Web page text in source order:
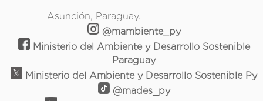
Asunción, Paraguay.
@mambiente_py
Ministerio del Ambiente y Desarrollo Sostenible
Paraguay
Ministerio del Ambiente y Desarrollo Sostenible Py
@mades_py